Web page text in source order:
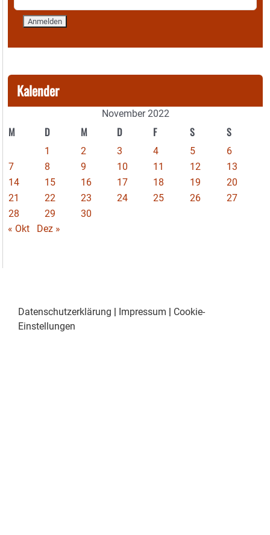
Kalender
November 2022
M D M D F S S
1 2 3 4 5
6
7
8 9 10 11 12
13
14
15 16 17 18 19
20
21
22 23 24 25 26
27
28
29
30
« Okt
Dez »
Datenschutzerklärung Impressum
Cookie-
Einstellungen